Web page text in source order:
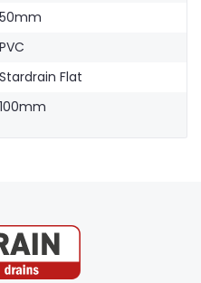
50mm
PVC
Stardrain Flat
100mm